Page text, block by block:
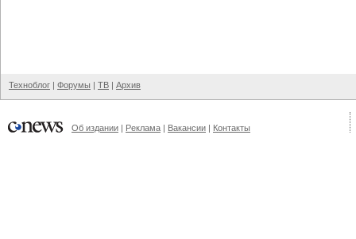
Техноблог | Форумы | ТВ | Архив
Об издании | Реклама | Вакансии | Контакты